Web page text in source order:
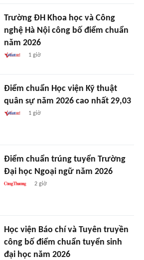
Trường ĐH Khoa học và Công
nghệ Hà Nội công bố điểm chuẩn
năm 2026
1 giờ
Điểm chuẩn Học viện Kỹ thuật
quân sự năm 2026 cao nhất 29,03
1 giờ
Điểm chuẩn trúng tuyển Trường
Đại học Ngoại ngữ năm 2026
2 giờ
Học viện Báo chí và Tuyên truyền
công bố điểm chuẩn tuyển sinh
đại học năm 2026